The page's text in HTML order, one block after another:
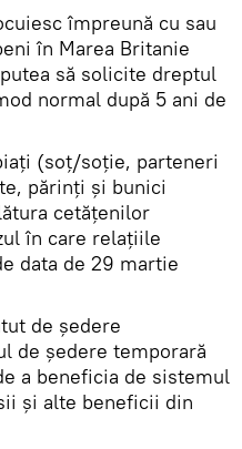
împreună cu sau
în Marea Britanie
să solicite dreptul
normal după 5 ani de
(soţ/soţie, parteneri
părinţi şi bunici
cetăţenilor
în care relaţiile
data de 29 martie
de şedere
de şedere temporară
a beneficia de sistemul
şi alte beneficii din